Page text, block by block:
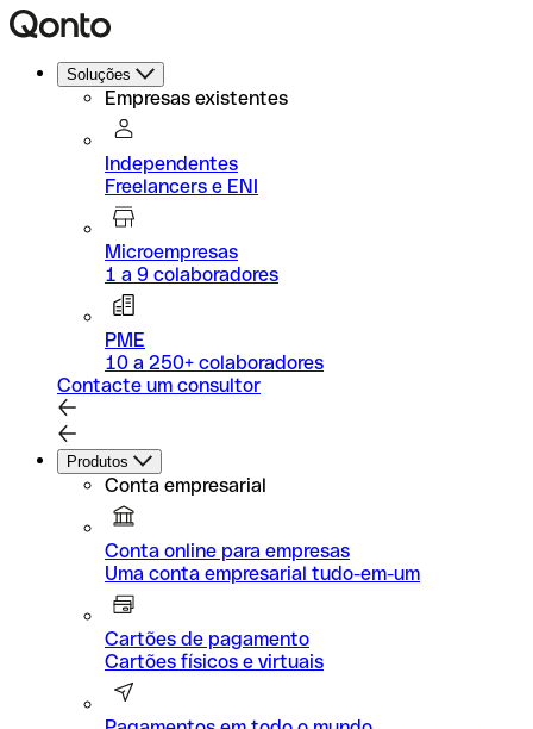
Soluções
Empresas existentes
Independentes
Freelancers e ENI
Microempresas
1 a 9 colaboradores
PME
10 a 250+ colaboradores
Contacte um consultor
Produtos
Conta empresarial
Conta online para empresas
Uma conta empresarial tudo-em-um
Cartões de pagamento
Cartões físicos e virtuais